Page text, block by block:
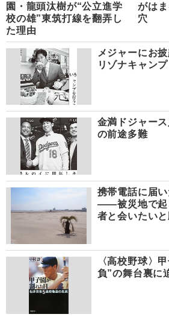
園・龍頭汰樹が“公立進学
校の雄”東筑打線を翻弄し
た理由
がは
穴
メジャーにお
リゾナキャンプ
金満ドジャース
の前途多難
携帯電話に届い
――被災地で起
者と会いたい
〈高校野球〉
負”の舞台裏に